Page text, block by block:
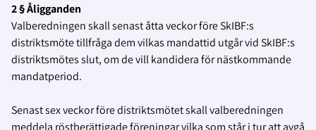
2 § Åligganden
Valberedningen skall senast åtta veckor före SkIBF:s
distriktsmöte tillfråga dem vilkas mandattid utgår vid SkIBF:s
distriktsmötes slut, om de vill kandidera för nästkommande
mandatperiod.
Senast sex veckor före distriktsmötet skall valberedningen
meddela röstberättigade föreningar vilka som står i tur att avgå